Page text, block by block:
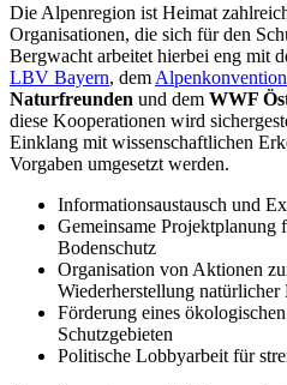
Die Alpenregion ist Heimat
Organisationen, die sich für den
Bergwacht arbeitet hierbei eng mit
LBV Bayern, dem
Naturfreunden und dem WWF
diese Kooperationen wird
Einklang mit wissenschaftlichen
Vorgaben umgesetzt werden.
Informationsaustausch und
Gemeinsame Projektplanung
Bodenschutz
Organisation von Aktionen
Wiederherstellung natürlicher
Förderung eines
Schutzgebieten
Politische Lobbyarbeit für